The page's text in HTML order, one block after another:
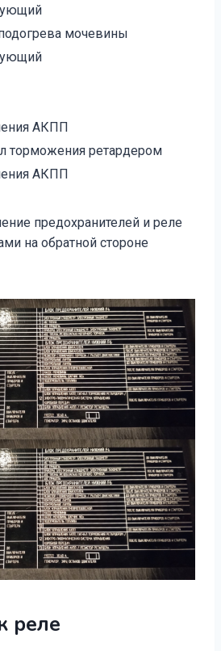
мочевины
АКПП
торможения ретардером
АКПП
предохранителей и реле
на обратной стороне
реле